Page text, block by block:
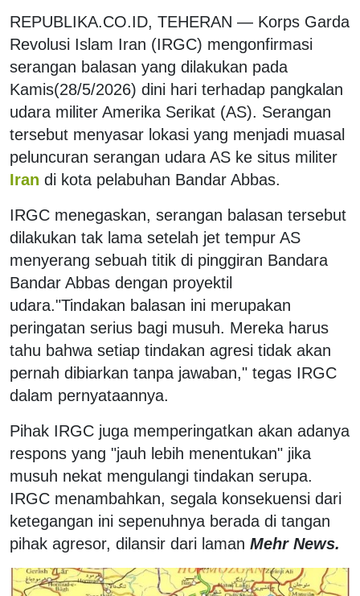
REPUBLIKA.CO.ID, TEHERAN — Korps Garda
Revolusi Islam Iran (IRGC) mengonfirmasi
serangan balasan yang dilakukan pada
Kamis(28/5/2026) dini hari terhadap pangkalan
udara militer Amerika Serikat (AS). Serangan
tersebut menyasar lokasi yang menjadi muasal
peluncuran serangan udara AS ke situs militer
Iran di kota pelabuhan Bandar Abbas.
IRGC menegaskan, serangan balasan tersebut
dilakukan tak lama setelah jet tempur AS
menyerang sebuah titik di pinggiran Bandara
Bandar Abbas dengan proyektil
udara."Tindakan balasan ini merupakan
peringatan serius bagi musuh. Mereka harus
tahu bahwa setiap tindakan agresi tidak akan
pernah dibiarkan tanpa jawaban," tegas IRGC
dalam pernyataannya.
Pihak IRGC juga memperingatkan akan adanya
respons yang "jauh lebih menentukan" jika
musuh nekat mengulangi tindakan serupa.
IRGC menambahkan, segala konsekuensi dari
ketegangan ini sepenuhnya berada di tangan
pihak agresor, dilansir dari laman Mehr News.